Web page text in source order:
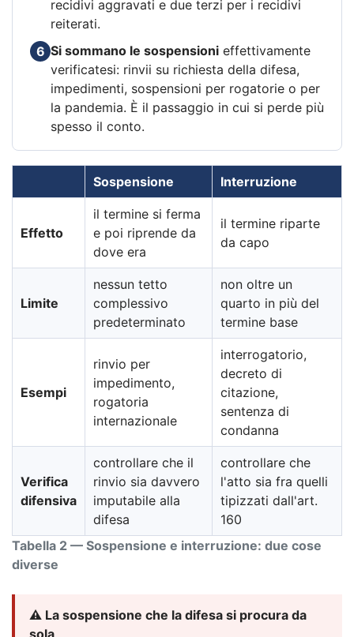
recidivi aggravati e due terzi per i recidivi
reiterati.
6 Si sommano le sospensioni effettivamente
verificatesi: rinvii su richiesta della difesa,
impedimenti, sospensioni per rogatorie o per
la pandemia. È il passaggio in cui si perde più
spesso il conto.
Tabella 2 — Sospensione e interruzione: due cose
diverse
Sospensione Interruzione
Effetto
il termine si ferma
e poi riprende da
dove era
il termine riparte
da capo
Limite
nessun tetto
complessivo
predeterminato
non oltre un
quarto in più del
termine base
Esempi
rinvio per
impedimento,
rogatoria
internazionale
interrogatorio,
decreto di
citazione,
sentenza di
condanna
Verifica
difensiva
controllare che il
rinvio sia davvero
imputabile alla
difesa
controllare che
l'atto sia fra quelli
tipizzati dall'art.
160
⚠️ La sospensione che la difesa si procura da
sola